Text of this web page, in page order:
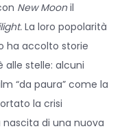
New Moonil
La loro popolarità
ha accolto storie
stelle: alcuni
“da paura” come la
la crisi
di una nuova